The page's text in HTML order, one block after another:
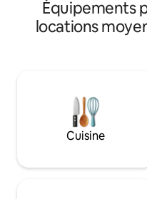
Équipements
locations
Cuisine